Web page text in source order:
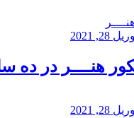
آوریل 28, 2021
هنــــر در ده
آوریل 28, 2021